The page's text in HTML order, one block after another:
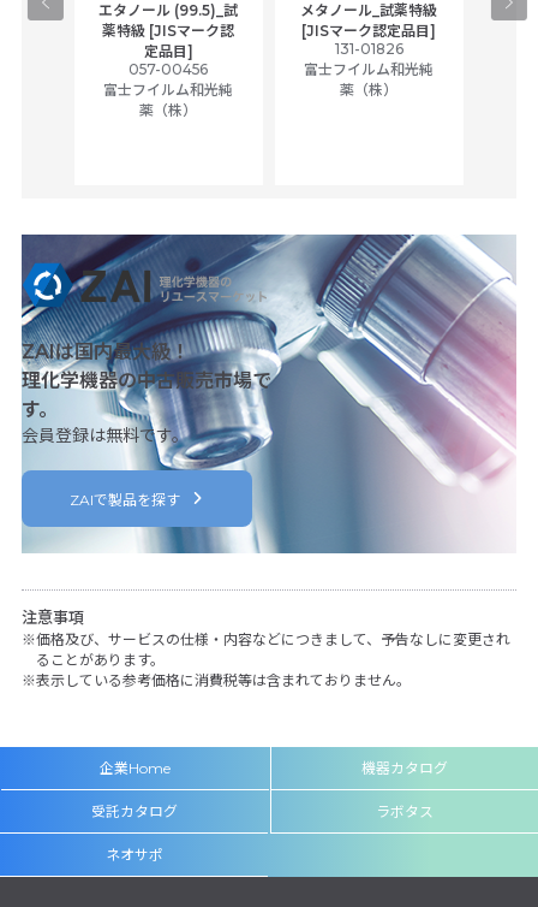
エタノール (99.5)_試
薬特級 [JISマーク認
定品目]
057-00456
富士フイルム和光純
薬（株）
メタノール_試薬特級
[JISマーク認定品目]
131-01826
富士フイルム和光純
薬（株）
ア
ZAIは国内最大級！
理化学機器の中古販売市場で
す。
会員登録は無料です。
ZAIで製品を探す
注意事項
価格及び、サービスの仕様・内容などにつきまして、予告なしに変更され
ることがあります。
表示している参考価格に消費税等は含まれておりません。
企業Home 機器カタログ
受託カタログ ラボタス
ネオサポ